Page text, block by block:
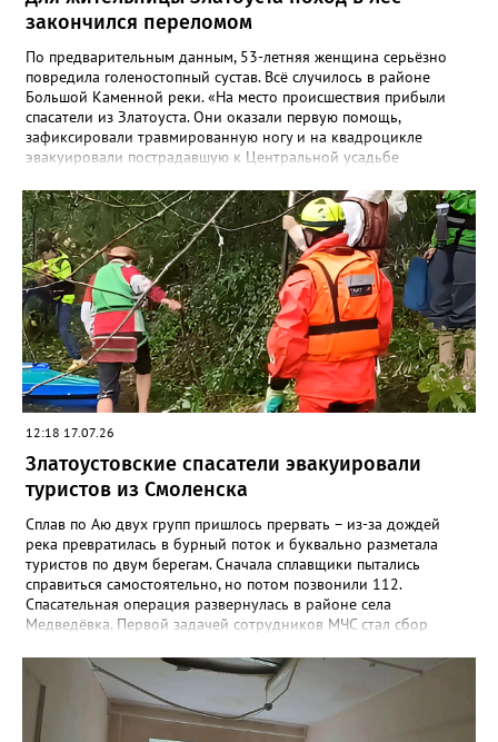
закончился переломом
По предварительным данным, 53-летняя женщина серьёзно
повредила голеностопный сустав. Всё случилось в районе
Большой Каменной реки. «На место происшествия прибыли
спасатели из Златоуста. Они оказали первую помощь,
зафиксировали травмированную ногу и на квадроцикле
эвакуировали пострадавшую к Центральной усадьбе
помощи», - сообщили в областной поисково-спасательной
службе. Сотрудники МЧС вновь напомнили: поход в лес и в
горы требует серьёзной подготовки и правильно
подобранного снаряжения. Например, не стоит надевать обувь
с гладкой подошвой, тем более что сейчас тропы Таганая
мокрые и грязные после недавних обильных дождей.
12:18 17.07.26
Златоустовские спасатели эвакуировали
туристов из Смоленска
Сплав по Аю двух групп пришлось прервать – из-за дождей
река превратилась в бурный поток и буквально разметала
туристов по двум берегам. Сначала сплавщики пытались
справиться самостоятельно, но потом позвонили 112.
Спасательная операция развернулась в районе села
Медведёвка. Первой задачей сотрудников МЧС стал сбор
лет, в одном месте. Троих отбившихся от своих подростков
удалось найти и переправить уже глубокой ночью. Работа на
воде продолжалась более шестнадцати часов. К полудню
следующего дня все туристы были благополучно доставлены